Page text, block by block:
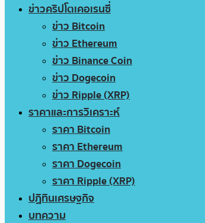
ข่าวคริปโตเคอเรนซี่
ข่าว Bitcoin
ข่าว Ethereum
ข่าว Binance Coin
ข่าว Dogecoin
ข่าว Ripple (XRP)
ราคาและการวิเคราะห์
ราคา Bitcoin
ราคา Ethereum
ราคา Dogecoin
ราคา Ripple (XRP)
ปฏิทินเศรษฐกิจ
บทความ